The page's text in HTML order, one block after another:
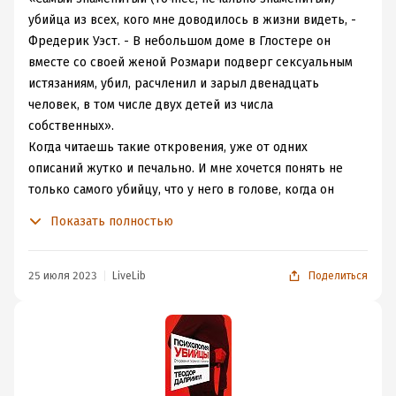
пытается убедить, что жизнь в Великобритании нынче
максимально опасна, вот когда он был молодой и
работал в Африке такого не было, люди уважали друг
друга. А сейчас тут страшнее, чем во всяких
американских гетто.
И не сказать, что автор прям во всем не прав и совсем
скучен, но по итогу каких-то интересных сведений так
и не получаешь, потому что все темы затронуты крайне
поверхностно, да и я просто уже не доверяю ничему из
и тут Теодор Далримпл считает, что из каждого мрака
можно выйти, если попросить помощи.
убийца из всех, кого мне доводилось в жизни видеть, -
Фредерик Уэст. - В небольшом доме в Глостере он
вместе со своей женой Розмари подверг сексуальным
истязаниям, убил, расчленил и зарыл двенадцать
человек, в том числе двух детей из числа
собственных».
Когда читаешь такие откровения, уже от одних
описаний жутко и печально. И мне хочется понять не
только самого убийцу, что у него в голове, когда он
поведение убийцы.
психиатром и психологом в Лондоне, накопил за свою
жизнь большой багаж знаний и повидал не один
десяток преступников. Поэтому в своей книге он
делает порой печальные, порой очевидные, а порой и
Показать полностью
25 июля 2023 LiveLib Поделиться